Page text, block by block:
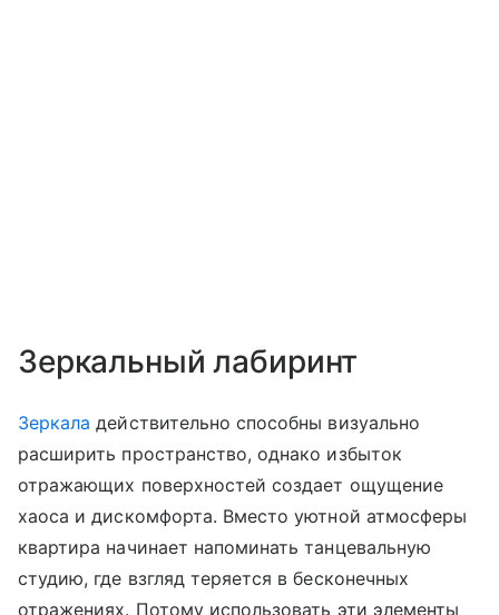
Зеркальный лабиринт
Зеркала действительно способны визуально
расширить пространство, однако избыток
отражающих поверхностей создает ощущение
хаоса и дискомфорта. Вместо уютной атмосферы
квартира начинает напоминать танцевальную
студию, где взгляд теряется в бесконечных
отражениях. Потому использовать эти элементы